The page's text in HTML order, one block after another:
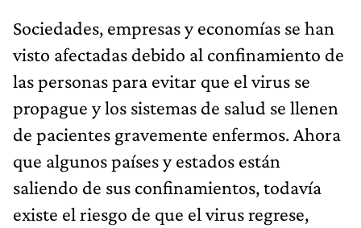
Sociedades, empresas y economías se han
visto afectadas debido al confinamiento de
las personas para evitar que el virus se
propague y los sistemas de salud se llenen
de pacientes gravemente enfermos. Ahora
que algunos países y estados están
saliendo de sus confinamientos, todavía
existe el riesgo de que el virus regrese,